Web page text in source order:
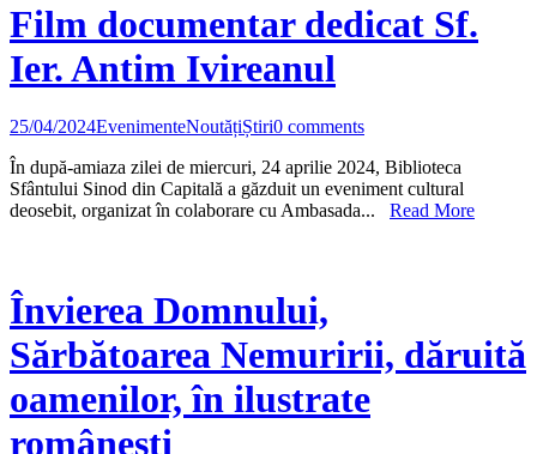
Film documentar dedicat Sf.
Ier. Antim Ivireanul
25/04/2024EvenimenteNoutățiȘtiri0 comments
În după-amiaza zilei de miercuri, 24 aprilie 2024, Biblioteca
Sfântului Sinod din Capitală a găzduit un eveniment cultural
deosebit, organizat în colaborare cu Ambasada... Read More
Învierea Domnului,
Sărbătoarea Nemuririi, dăruită
oamenilor, în ilustrate
românești